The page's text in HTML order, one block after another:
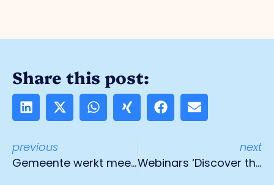
Share this post:
previous
Gemeente werkt mee met snelle afwikkeling vergunningsaanvragen en bezwaarschriften
next
Webinars ‘Discover the Dutch-German Business World’